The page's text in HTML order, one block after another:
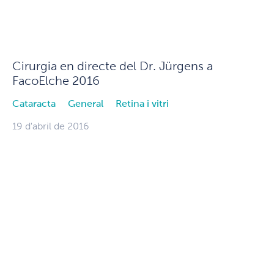
Cirurgia en directe del Dr. Jürgens a
FacoElche 2016
Cataracta General Retina i vitri
19 d'abril de 2016